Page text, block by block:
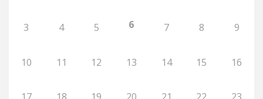
3 4 5 6 7 8 9
10 11 12 13 14 15 16